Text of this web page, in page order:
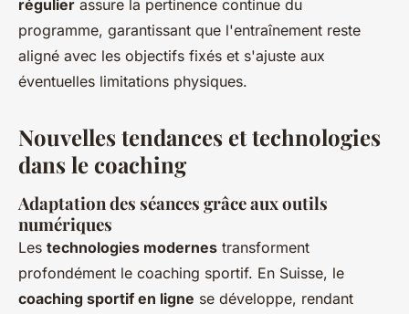
régulier assure la pertinence continue du
programme, garantissant que l'entraînement reste
aligné avec les objectifs fixés et s'ajuste aux
éventuelles limitations physiques.
Nouvelles tendances et technologies
dans le coaching
Adaptation des séances grâce aux outils
numériques
Les technologies modernes transforment
profondément le coaching sportif. En Suisse, le
coaching sportif en ligne se développe, rendant